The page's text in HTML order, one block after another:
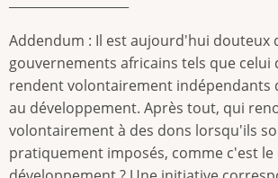
Addendum : Il est aujourd'hui douteux
gouvernements africains tels que celui
rendent volontairement indépendants
au développement. Après tout, qui
volontairement à des dons lorsqu'ils
pratiquement imposés, comme c'est le